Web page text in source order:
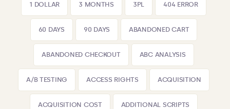
1 DOLLAR 3 MONTHS 3PL 404 ERROR
60 DAYS 90 DAYS ABANDONED CART
ABANDONED CHECKOUT ABC ANALYSIS
A/B TESTING ACCESS RIGHTS ACQUISITION
ACQUISITION COST ADDITIONAL SCRIPTS